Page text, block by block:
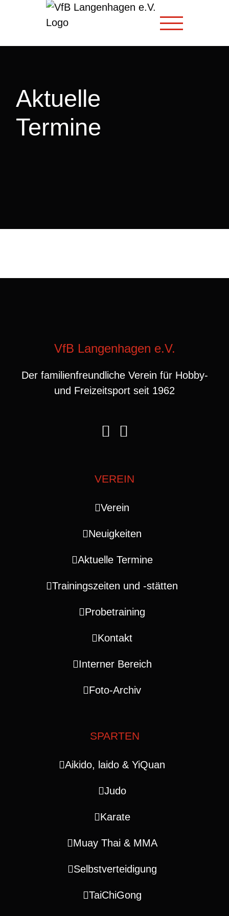
Aktuelle
Termine
VfB Langenhagen e.V.
Der familienfreundliche Verein für Hobby-
und Freizeitsport seit 1962
VEREIN
Verein
Neuigkeiten
Aktuelle Termine
Trainingszeiten und ‑stätten
Probetraining
Kontakt
Interner Bereich
Foto-Archiv
SPARTEN
Aikido, laido & YiQuan
Judo
Karate
Muay Thai & MMA
Selbstverteidigung
TaiChiGong